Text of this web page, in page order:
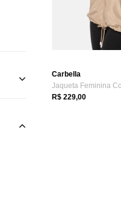
Carbella
R$ 229,00